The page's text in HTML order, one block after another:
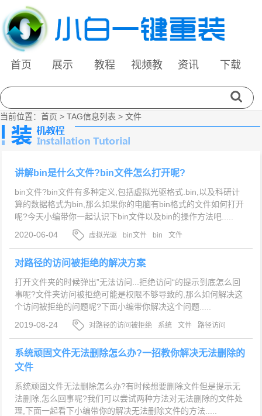
首页 展示 教程
视频教
资讯 下载
当前位置： 首页 > TAG信息列表 > 文件
讲解bin是什么文件?bin文件怎么打开呢?
bin文件?bin文件有多种定义,包括虚拟光驱格式.bin,以及科研计
算的数据格式为bin,那么如果你的电脑有bin格式的文件如何打开
呢?今天小编带你一起认识下bin文件以及bin的操作方法吧.....
2020-06-04
虚拟光驱 bin文件 bin 文件
对路径的访问被拒绝的解决方案
打开文件夹的时候弹出”无法访问...拒绝访问“的提示到底怎么回
事呢?文件夹访问被拒绝可能是权限不够导致的,那么如何解决这
个访问被拒绝的问题呢?下面小编带你解决这个问题.....
2019-08-24
对路径的访问被拒绝 系统 文件 路径访问
系统顽固文件无法删除怎么办?一招教你解决无法删除的
文件
系统顽固文件无法删除怎么办?有时候想要删除文件但是提示无
法删除,怎么回事呢?我们可以尝试两种方法对无法删除的文件处
理,下面一起看下小编带你的解决无法删除文件的方法.....